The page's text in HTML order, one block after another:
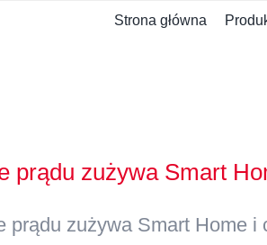
Strona główna
prądu zużywa Smart
prądu zużywa Smart Home i